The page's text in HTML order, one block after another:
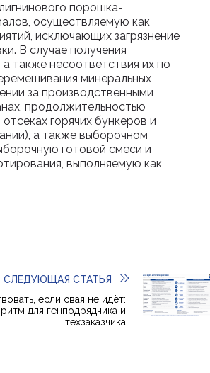
порошка-
осуществляемую как
исключающих загрязнение
В случае получения
также несоответствия их по
минеральных
за производственными
продолжительностью
горячих бункеров и
а также выборочном
готовой смеси и
выполняемую как
СЛЕДУЮЩАЯ СТАТЬЯ
если свая не идёт:
для генподрядчика и
техзаказчика